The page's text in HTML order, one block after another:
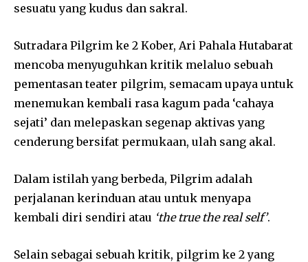
sesuatu yang kudus dan sakral.
Sutradara Pilgrim ke 2 Kober, Ari Pahala Hutabarat
mencoba menyuguhkan kritik melaluo sebuah
pementasan teater pilgrim, semacam upaya untuk
menemukan kembali rasa kagum pada ‘cahaya
sejati’ dan melepaskan segenap aktivas yang
cenderung bersifat permukaan, ulah sang akal.
Dalam istilah yang berbeda, Pilgrim adalah
perjalanan kerinduan atau untuk menyapa
kembali diri sendiri atau ‘the true the real self’.
Selain sebagai sebuah kritik, pilgrim ke 2 yang